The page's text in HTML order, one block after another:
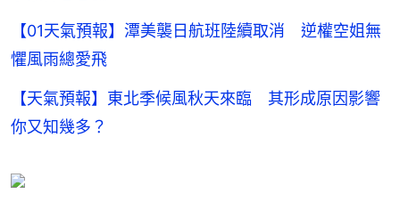
【01天氣預報】潭美襲日航班陸續取消 逆權空姐無
懼風雨總愛飛
【天氣預報】東北季候風秋天來臨 其形成原因影響
你又知幾多？